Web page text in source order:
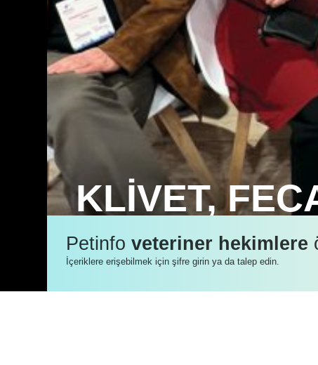
KLİVET,
Klinisyen Veteriner Hekimler Derneği
Avrupa Evcil Hayvan Veteriner
Petinfoveteriner hekimlere
İçeriklere erişebilmek için şifre girin ya da talep edin.